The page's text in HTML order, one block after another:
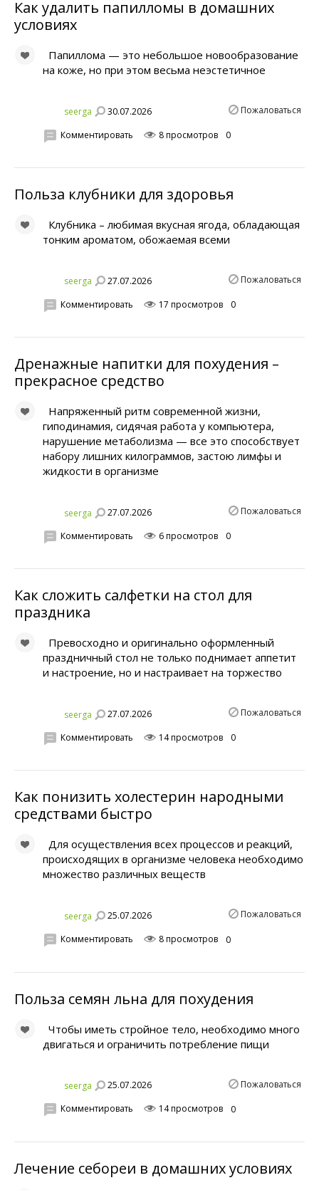
Как удалить папилломы в домашних
условиях
Папиллома — это небольшое новообразование
на коже, но при этом весьма неэстетичное
seerga 30.07.2026 Пожаловаться
Комментировать 8 просмотров 0
Польза клубники для здоровья
Клубника – любимая вкусная ягода, обладающая
тонким ароматом, обожаемая всеми
seerga 27.07.2026 Пожаловаться
Комментировать 17 просмотров 0
Дренажные напитки для похудения –
прекрасное средство
Напряженный ритм современной жизни,
гиподинамия, сидячая работа у компьютера,
нарушение метаболизма — все это способствует
набору лишних килограммов, застою лимфы и
жидкости в организме
seerga 27.07.2026 Пожаловаться
Комментировать 6 просмотров 0
Как сложить салфетки на стол для
праздника
Превосходно и оригинально оформленный
праздничный стол не только поднимает аппетит
и настроение, но и настраивает на торжество
seerga 27.07.2026 Пожаловаться
Комментировать 14 просмотров 0
Как понизить холестерин народными
средствами быстро
Для осуществления всех процессов и реакций,
происходящих в организме человека необходимо
множество различных веществ
seerga 25.07.2026 Пожаловаться
Комментировать 8 просмотров 0
Польза семян льна для похудения
Чтобы иметь стройное тело, необходимо много
двигаться и ограничить потребление пищи
seerga 25.07.2026 Пожаловаться
Комментировать 14 просмотров 0
Лечение себореи в домашних условиях